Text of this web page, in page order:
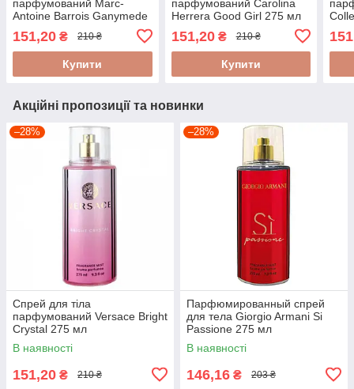
парфумований Marc-
Antoine Barrois Ganymede
151,20 ₴ 210 ₴
Купити
парфумований Carolina
Herrera Good Girl 275 мл
151,20₴ 210 ₴
Купити
Акційні пропозиції та новинки
–28%
Спрей для тіла
парфумований Versace Bright
Crystal 275 мл
В наявності
151,20 ₴ 210 ₴
–28%
Парфюмированный спрей
для тела Giorgio Armani Si
Passione 275 мл
В наявності
146,16 ₴ 203 ₴